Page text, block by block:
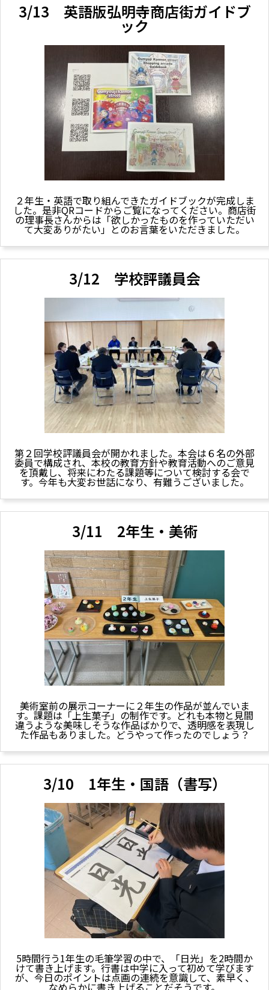
3/13 英語版弘明寺商店街ガイドブ
ック
２年生・英語で取り組んできたガイドブックが完成しま
した。是非QRコードからご覧になってください。商店街
の理事長さんからは「欲しかったものを作っていただい
て大変ありがたい」とのお言葉をいただきました。
3/12 学校評議員会
第２回学校評議員会が開かれました。本会は６名の外部
委員で構成され、本校の教育方針や教育活動へのご意見
を頂戴し、将来にわたる課題等について検討する会で
す。今年も大変お世話になり、有難うございました。
3/11 2年生・美術
美術室前の展示コーナーに２年生の作品が並んでいま
す。課題は「上生菓子」の制作です。どれも本物と見間
違うような美味しそうな作品ばかりで、透明感を表現し
た作品もありました。どうやって作ったのでしょう？
3/10 1年生・国語（書写）
5時間行う1年生の毛筆学習の中で、「日光」を2時間か
けて書き上げます。行書は中学に入って初めて学びます
が、今日のポイントは点画の連続を意識して、素早く、
なめらかに書き上げることだそうです。